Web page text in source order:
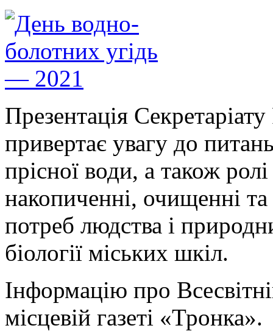
Презентація
привертає увагу до
прісної води, а також
накопиченні, очищенні та
потреб людства і
біології міських шкіл.
Інформацію про
місцевій газеті «Тронка».